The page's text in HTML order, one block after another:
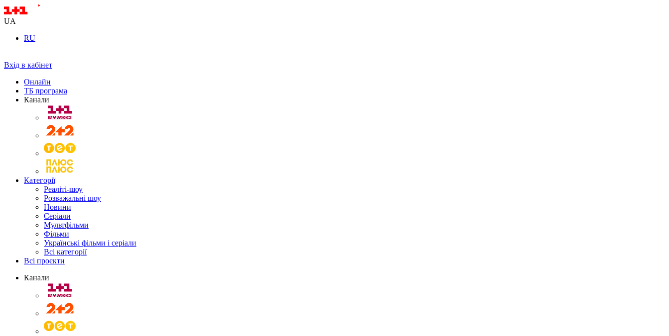
UA
RU
Вхід в кабінет
Онлайн
ТБ програма
Канали
Категорії
Реаліті-шоу
Розважальні шоу
Новини
Серіали
Мультфільми
Фільми
Українські фільми і серіали
Всі категорії
Всі проєкти
Канали